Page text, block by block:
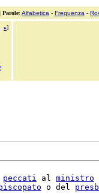
Parole: Alfabetica - Frequenza -
»]
peccati al ministro
o del